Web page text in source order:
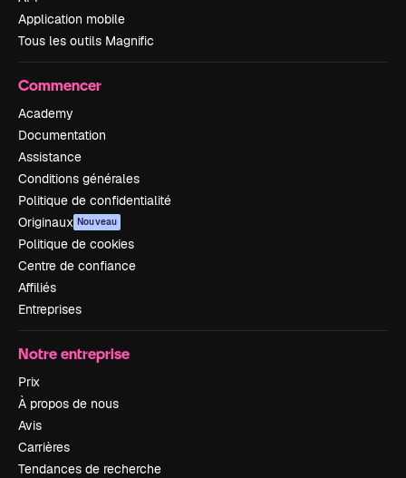
Application mobile
Tous les outils Magnific
Commencer
Academy
Documentation
Assistance
Conditions générales
Politique de confidentialité
Originaux Nouveau
Politique de cookies
Centre de confiance
Affiliés
Entreprises
Notre entreprise
Prix
À propos de nous
Avis
Carrières
Tendances de recherche